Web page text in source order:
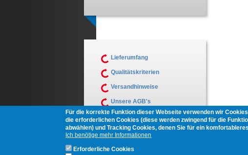
Lieferumfang
Qualitätskriterien
Versandhinweise
Unsere AGB's
Muster Widerrufsformular
Für die korrekte Funktion dieser Webseite verwenden wir
die erforderlichen Cookies (diese werden zwingend für die
abwählen) und Tracking Cookies, denen Sie für ein
Ich benötige mehr Informationen
Erforderliche Cookies